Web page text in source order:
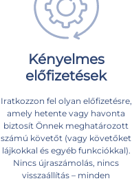
Kényelmes
előfizetések
Iratkozzon fel olyan előfizetésre,
amely hetente vagy havonta
biztosít Önnek meghatározott
számú követőt (vagy követőket
lájkokkal és egyéb funkciókkal).
Nincs újraszámolás, nincs
visszaállítás – minden